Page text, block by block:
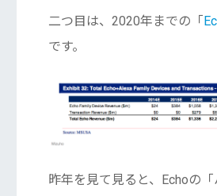
二つ目は、2020年までの「
です。
昨年を見て見ると、Echoの